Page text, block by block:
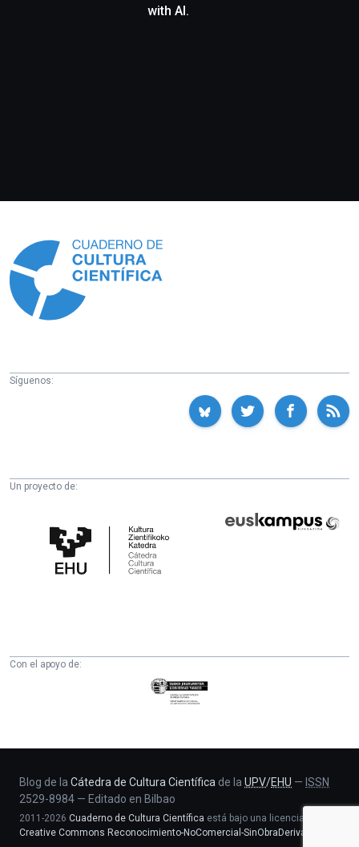
with AI.
Síguenos:
Un proyecto de:
Cultura
Científica
Fundazioa
Con el apoyo de:
Eusko
Jaurlaritza
eta
Berrikuntza
saila
Blog de la Cátedra de Cultura Científica de la UPV/EHU — ISSN
2529-8984 — Editado en Bilbao
2011-2026 Cuaderno de Cultura Científica está bajo una licencia
Creative Commons Reconocimiento-NoComercial-SinObraDerivada 4.0